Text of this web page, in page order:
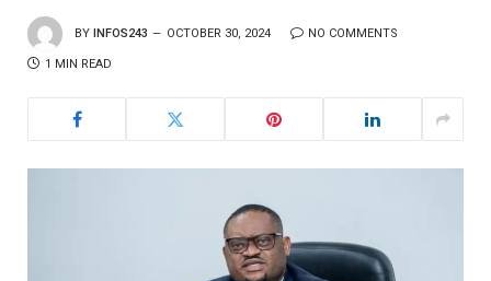
BY INFOS243 OCTOBER 30, 2024 NO COMMENTS
1 MIN READ